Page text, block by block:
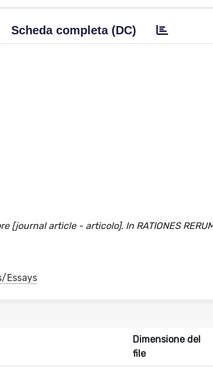
Scheda completa (DC)
[journal article - articolo]. In RATIONES
Essays
Dimensione del
file